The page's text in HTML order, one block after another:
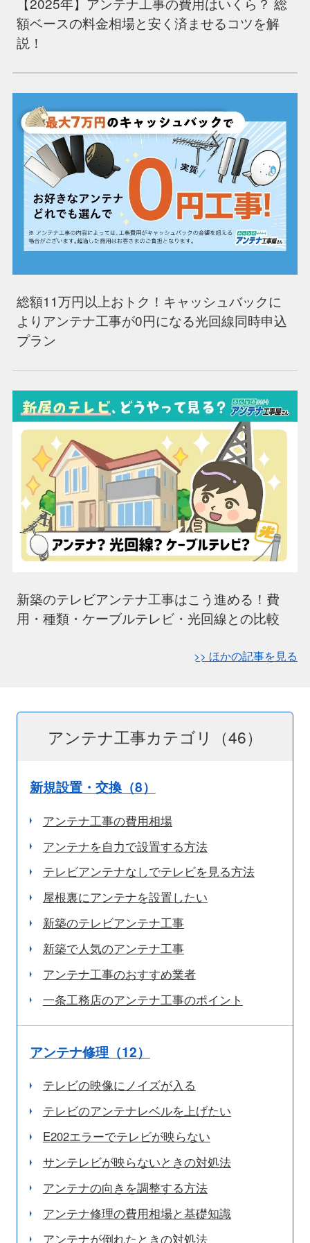
額ベースの料金相場と安く済ませるコツを解
説！
総額11万円以上おトク！キャッシュバックに
よりアンテナ工事が0円になる光回線同時申込
プラン
新築のテレビアンテナ工事はこう進める！費
用・種類・ケーブルテレビ・光回線との比較
>> ほかの記事を見る
アンテナ工事カテゴリ（46）
新規設置・交換（8）
アンテナ工事の費用相場
アンテナを自力で設置する方法
テレビアンテナなしでテレビを見る方法
屋根裏にアンテナを設置したい
新築のテレビアンテナ工事
新築で人気のアンテナ工事
アンテナ工事のおすすめ業者
一条工務店のアンテナ工事のポイント
アンテナ修理（12）
テレビの映像にノイズが入る
テレビのアンテナレベルを上げたい
E202エラーでテレビが映らない
サンテレビが映らないときの対処法
アンテナの向きを調整する方法
アンテナ修理の費用相場と基礎知識
アンテナが倒れたときの対処法